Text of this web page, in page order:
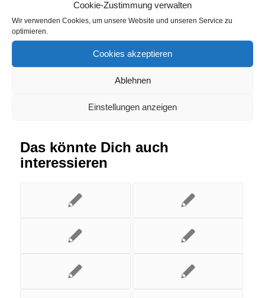
Cookie-Zustimmung verwalten
Wir verwenden Cookies, um unsere Website und unseren Service zu
optimieren.
Cookies akzeptieren
Ablehnen
Einstellungen anzeigen
Eintrag teilen
Das könnte Dich auch
interessieren